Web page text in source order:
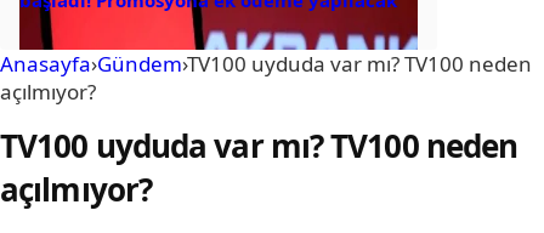
Anasayfa›Gündem›TV100 uyduda var mı? TV100 neden
açılmıyor?
TV100 uyduda var mı? TV100 neden
açılmıyor?